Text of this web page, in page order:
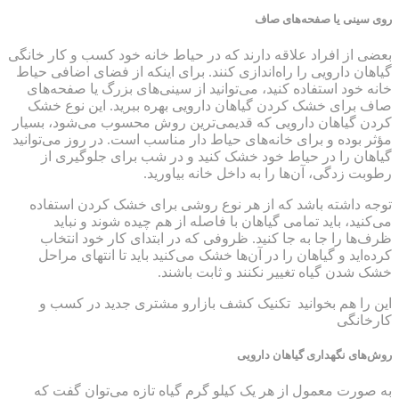
روی سینی یا صفحه‌های صاف
بعضی از افراد علاقه دارند که در حیاط خانه خود کسب و کار خانگی
گیاهان دارویی را راه‌اندازی کنند. برای اینکه از فضای اضافی حیاط
خانه خود استفاده کنید، می‌توانید از سینی‌های بزرگ یا صفحه‌های
صاف برای خشک کردن گیاهان دارویی بهره ببرید. این نوع خشک
کردن گیاهان دارویی که قدیمی‌ترین روش محسوب می‌شود، بسیار
مؤثر بوده و برای خانه‌های حیاط دار مناسب است. در روز می‌توانید
گیاهان را در حیاط خود خشک کنید و در شب برای جلوگیری از
رطوبت زدگی، آن‌ها را به داخل خانه بیاورید.
توجه داشته باشد که از هر نوع روشی برای خشک کردن استفاده
می‌کنید، باید تمامی گیاهان با فاصله از هم چیده شوند و نباید
ظرف‌ها را جا به جا کنید. ظروفی که در ابتدای کار خود انتخاب
کرده‌اید و گیاهان را در آن‌ها خشک می‌کنید باید تا انتهای مراحل
خشک شدن گیاه تغییر نکنند و ثابت باشند.
این را هم بخوانید تکنیک کشف بازارو مشتری جدید در کسب و
کارخانگی
روش‌های نگهداری گیاهان دارویی
به صورت معمول از هر یک کیلو گرم گیاه تازه می‌توان گفت که